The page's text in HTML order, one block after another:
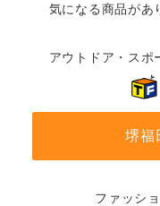
気になる商品があ
アウトドア・スポ
堺福
ファッシ